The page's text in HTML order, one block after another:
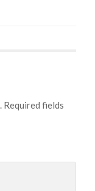
Required fields